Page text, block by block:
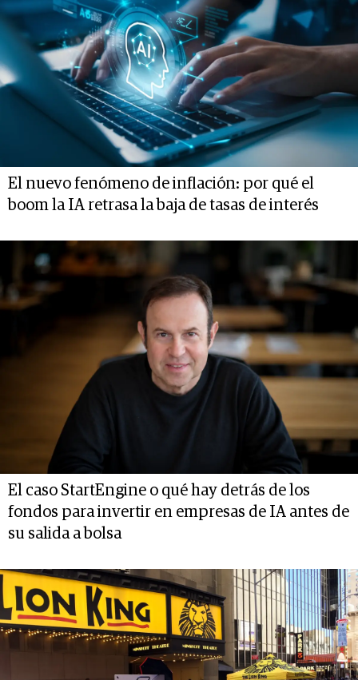
El nuevo fenómeno de inflación: por qué el
boom la IA retrasa la baja de tasas de interés
El caso StartEngine o qué hay detrás de los
fondos para invertir en empresas de IA antes de
su salida a bolsa